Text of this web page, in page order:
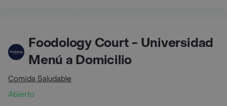
Foodology Court - Universidad
Menú a Domicilio
Comida Saludable
Abierto